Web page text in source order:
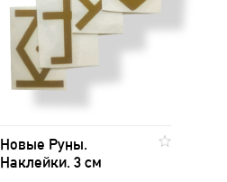
Новые Руны.
Наклейки. 3 см